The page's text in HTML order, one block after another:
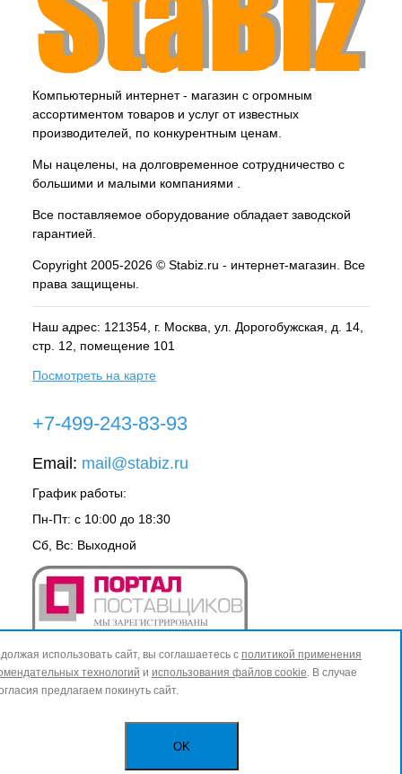
Компьютерный интернет - магазин с огромным
ассортиментом товаров и услуг от известных
производителей, по конкурентным ценам.
Мы нацелены, на долговременное сотрудничество с
большими и малыми компаниями .
Все поставляемое оборудование обладает заводской
гарантией.
Copyright 2005-2026 © Stabiz.ru - интернет-магазин. Все
права защищены.
Наш адрес: 121354, г. Москва , ул. Дорогобужская, д. 14,
стр. 12, помещение 101
Посмотреть на карте
+7-499-243-83-93
Email: mail@stabiz.ru
График работы:
Пн-Пт: с 10:00 до 18:30
Сб, Вс: Выходной
использовать сайт, вы соглашаетесь с политикой применения
технологий и использования файлов cookie. В случае
предлагаем покинуть сайт.
OK